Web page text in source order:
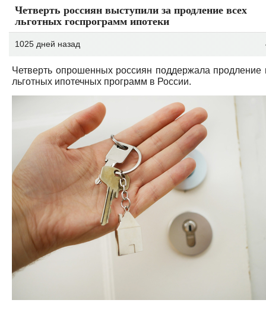
Четверть россиян выступили за продление всех
льготных госпрограмм ипотеки
1025 дней назад
Четверть опрошенных россиян поддержала продление
льготных ипотечных программ в России.